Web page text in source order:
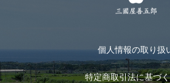
個人情報の取り扱
特定商取引法に基づ